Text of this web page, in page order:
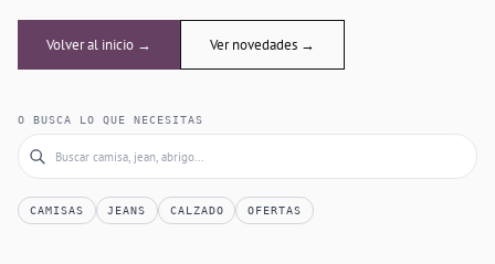
Volver al inicio → Ver novedades →
O BUSCA LO QUE NECESITAS
CAMISAS JEANS CALZADO OFERTAS